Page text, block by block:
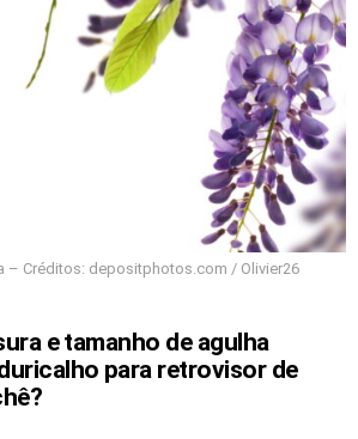
– Créditos: depositphotos.com / Olivier26
e tamanho de agulha
para retrovisor de